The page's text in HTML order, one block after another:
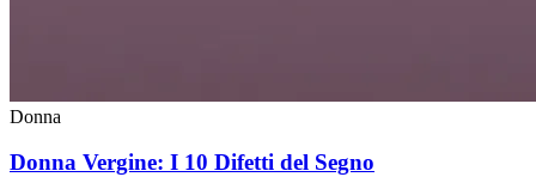
Donna
Donna Vergine: I 10 Difetti del Segno